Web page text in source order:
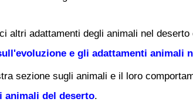
altri adattamenti degli animali nel
e gli adattamenti animali
sezione sugli animali e il loro
animali del deserto.